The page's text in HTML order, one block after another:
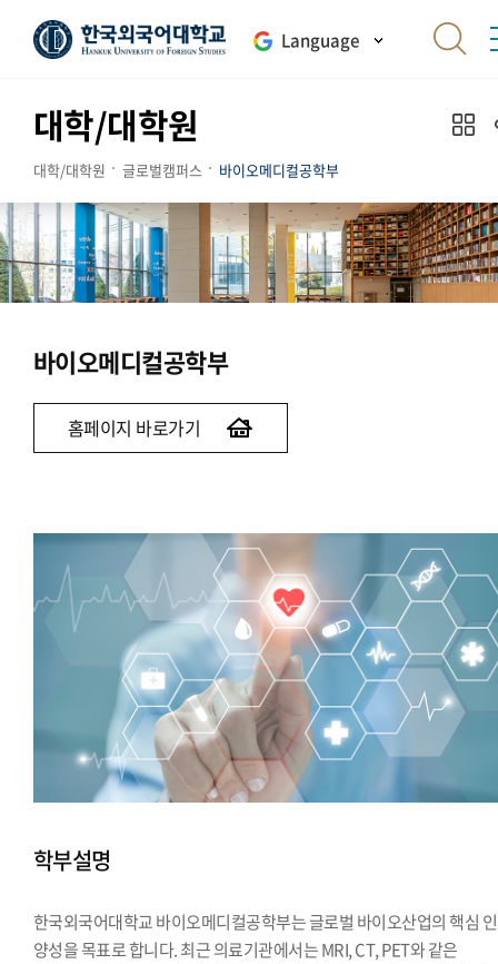
Language
대학/대학원
대학/대학원 글로벌캠퍼스 바이오메디컬공학부
바이오메디컬공학부
홈페이지 바로가기
학부설명
한국외국어대학교 바이오메디컬공학부는 글로벌 바이오산업의 핵심
양성을 목표로 합니다. 최근 의료기관에서는 MRI, CT, PET와 같은